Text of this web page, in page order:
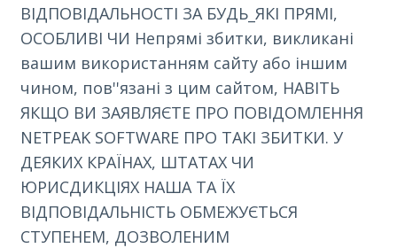
ВІДПОВІДАЛЬНОСТІ ЗА БУДЬ_ЯКІ ПРЯМІ,
ОСОБЛИВІ ЧИ Непрямі збитки, викликані
вашим використанням сайту або іншим
чином, пов''язані з цим сайтом, НАВІТЬ
ЯКЩО ВИ ЗАЯВЛЯЄТЕ ПРО ПОВІДОМЛЕННЯ
NETPEAK SOFTWARE ПРО ТАКІ ЗБИТКИ. У
ДЕЯКИХ КРАЇНАХ, ШТАТАХ ЧИ
ЮРИСДИКЦІЯХ НАША ТА ЇХ
ВІДПОВІДАЛЬНІСТЬ ОБМЕЖУЄТЬСЯ
СТУПЕНЕМ, ДОЗВОЛЕНИМ